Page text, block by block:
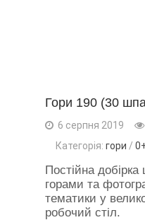
Гори 190 (30
6 серпня 2019
Категорія: гори /
Постійна
горами та
тематики у
робочий стіл.